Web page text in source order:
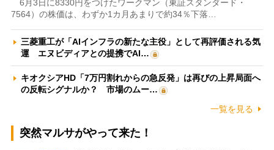
6月3日に8330円をつけたワークマン（東証スタンダード・
7564）の株価は、わずか1カ月あまりで約34％下落…
三菱重工が「AIインフラの新たな主役」として再評価される気
運 エヌビディアとの提携でAI…
キオクシアHD「7万円割れからの急反発」は再びの上昇局面へ
の反転シグナルか？ 市場のムー…
一覧を見る
突然マルサがやって来た！